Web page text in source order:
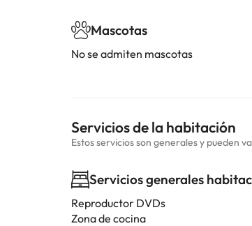
Mascotas
No se admiten mascotas
Servicios de la habitación
Estos servicios son generales y pueden
Servicios generales
Reproductor DVDs
Zona de cocina